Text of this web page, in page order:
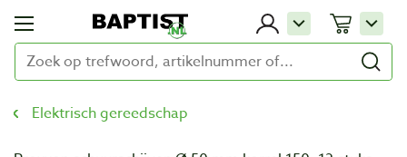
Elektrisch gereedschap